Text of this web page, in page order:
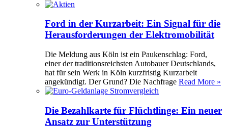
Ford in der Kurzarbeit: Ein Signal für die
Herausforderungen der Elektromobilität
Die Meldung aus Köln ist ein Paukenschlag: Ford,
einer der traditionsreichsten Autobauer Deutschlands,
hat für sein Werk in Köln kurzfristig Kurzarbeit
angekündigt. Der Grund? Die Nachfrage Read More »
Die Bezahlkarte für Flüchtlinge: Ein neuer
Ansatz zur Unterstützung